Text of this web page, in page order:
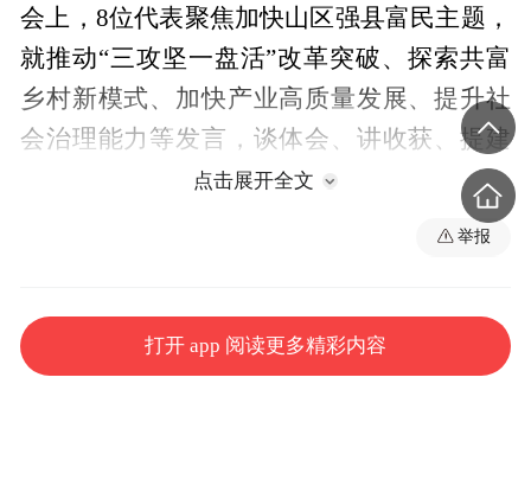
会上，8位代表聚焦加快山区强县富民主题，
就推动“三攻坚一盘活”改革突破、探索共富
乡村新模式、加快产业高质量发展、提升社
会治理能力等发言，谈体会、讲收获、提建
议。袁家军认真听取发言，不时插话，同代
表交流互动。他说，今年的政府工作报告，
重庆建设起步之年的好思路好做法，对新的
一年工作作出科学安排，提出了“跳一跳、够
点击展开全文
举报
打开 app 阅读更多精彩内容